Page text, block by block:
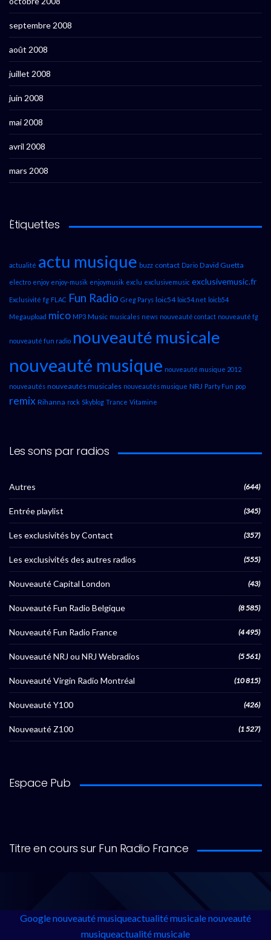
septembre 2008
août 2008
juillet 2008
juin 2008
mai 2008
avril 2008
mars 2008
Étiquettes
actualité actu musique buzz contact Dario David Guetta
electro enjoy enjoy-musik enjoymusik exclu exclusivemusic exclusivemusic.fr
Exclusivité fg FLAC Fun Radio Greg Parys loic54 loic54.net loicb54
Megaupload mico MP3 Music musicales news nouveauté contact nouveauté fg
nouveauté fun radio nouveauté musicale
nouveauté musique nouveauté musique 2012
nouveautés nouveautés musicales nouveautés musique NRJ Party Fun pop
remix Rihanna rock Skyblog Trance Vitamine
Les sons par radios
Autres (644)
Entrée playlist (345)
Les exclusivités by Contact (357)
Les exclusivités des autres radios (555)
Nouveauté Capital London (43)
Nouveauté Fun Radio Belgique (8 585)
Nouveauté Fun Radio France (4 495)
Nouveauté NRJ ou NRJ Webradios (5 561)
Nouveauté Virgin Radio Montréal (10 815)
Nouveauté Y100 (426)
Nouveauté Z100 (1 527)
Espace Pub
Titre en cours sur Fun Radio France
Googlenouveauté musiqueactualité musicalenouveauté
musiqueactualité musicale